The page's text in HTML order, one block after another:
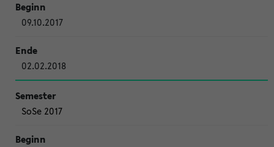
09.10.2017
02.02.2018
SoSe 2017